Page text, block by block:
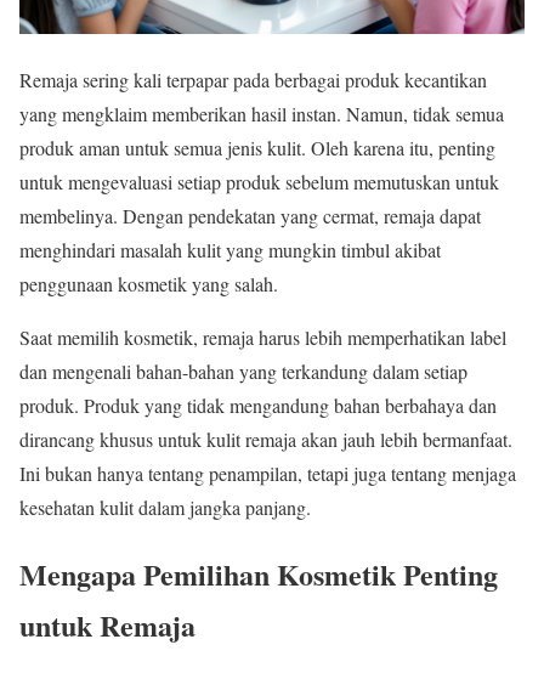
Remaja sering kali terpapar pada berbagai produk kecantikan
yang mengklaim memberikan hasil instan. Namun, tidak semua
produk aman untuk semua jenis kulit. Oleh karena itu, penting
untuk mengevaluasi setiap produk sebelum memutuskan untuk
membelinya. Dengan pendekatan yang cermat, remaja dapat
menghindari masalah kulit yang mungkin timbul akibat
penggunaan kosmetik yang salah.
Saat memilih kosmetik, remaja harus lebih memperhatikan label
dan mengenali bahan-bahan yang terkandung dalam setiap
produk. Produk yang tidak mengandung bahan berbahaya dan
dirancang khusus untuk kulit remaja akan jauh lebih bermanfaat.
Ini bukan hanya tentang penampilan, tetapi juga tentang menjaga
kesehatan kulit dalam jangka panjang.
Mengapa Pemilihan Kosmetik Penting
untuk Remaja